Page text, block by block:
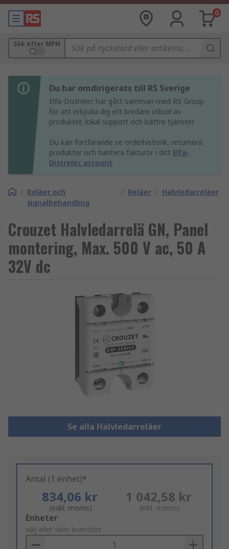
0
Sök efter MPN
Du har omdirigerats till RS Sverige
Elfa-Distrelec har gått samman med RS Group
för att erbjuda dig ett bredare utbud av
produkter, lokal support och bättre tjänster.
Du kan fortfarande se orderhistorik, returnera
produkter och hantera fakturor i ditt Elfa-
Distrelec account
/ Reläer och
signalbehandling
/ Reläer / Halvledarreläer
Crouzet Halvledarrelä GN, Panel
montering, Max. 500 V ac, 50 A
32V dc
Se alla Halvledarreläer
Antal (1 enhet)*
834,06 kr
(exkl. moms)
1 042,58 kr
(inkl. moms)
Add
to
Basket
Enheter
välj eller skriv kvantitet